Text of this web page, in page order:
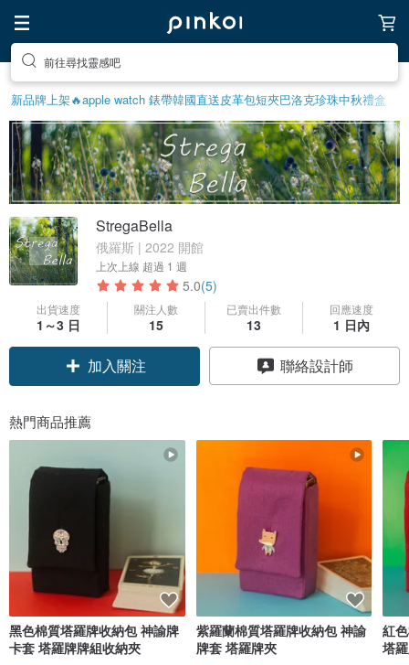
前往尋找靈感吧
新品牌上架🔥apple watch 錶帶韓國直送皮革包短夾巴洛克珍珠中秋禮盒
StregaBella
俄羅斯 | 2022 開館
上次上線 超過 1 週
5.0(5)
出貨速度
1～3 日
關注人數
15
已賣出件數
13
回應速度
1 日內
加入關注 聯絡設計師
熱門商品推薦
黑色棉質塔羅牌收納包 神諭牌
卡套 塔羅牌牌組收納夾
紫羅蘭棉質塔羅牌收納包 神諭
牌套 塔羅牌夾
紅
塔